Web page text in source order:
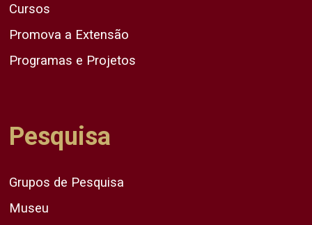
Cursos
Promova a Extensão
Programas e Projetos
Pesquisa
Grupos de Pesquisa
Museu